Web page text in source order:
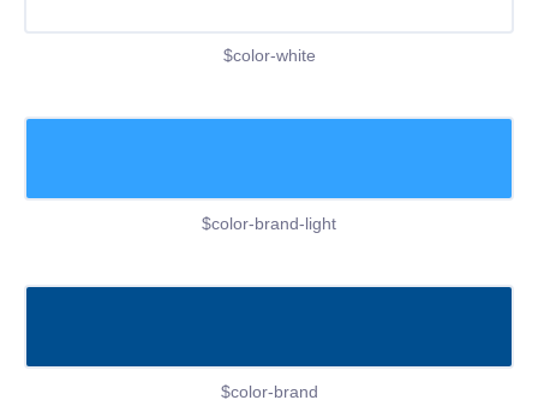
$color-white
$color-brand-light
$color-brand